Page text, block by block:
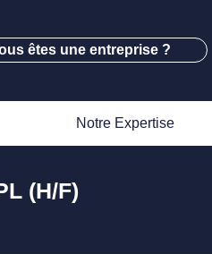
êtes une entreprise ?
Notre Expertise
(H/F)